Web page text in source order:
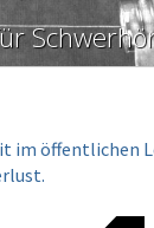
im öffentlichen